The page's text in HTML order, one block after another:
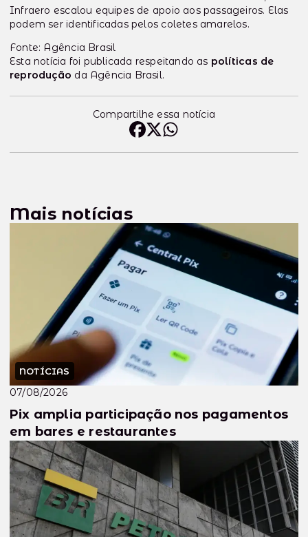
Infraero escalou equipes de apoio aos passageiros. Elas
podem ser identificadas pelos coletes amarelos.
Fonte: Agência Brasil
Esta notícia foi publicada respeitando as políticas de
reprodução da Agência Brasil.
Compartilhe essa notícia
Mais notícias
NOTÍCIAS
07/08/2026
Pix amplia participação nos pagamentos
em bares e restaurantes